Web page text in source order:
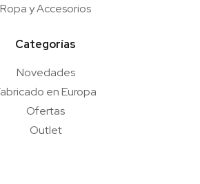
Ropa y Accesorios
Categorías
Novedades
en Europa
Ofertas
Outlet